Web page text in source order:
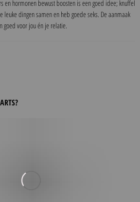
en hormonen bewust boosten is een goed idee; knuffel
dingen samen en heb goede seks. De aanmaak
goed voor jou én je relatie.